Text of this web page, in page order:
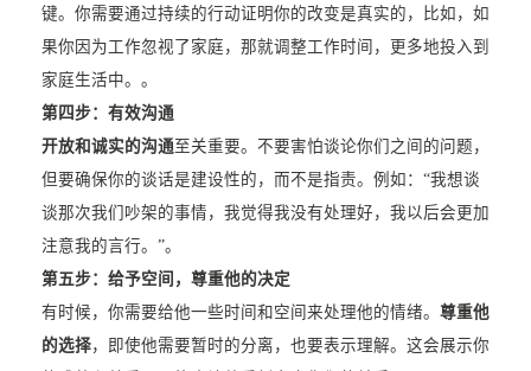
键。你需要通过持续的行动证明你的改变是真实的，比如，如
果你因为工作忽视了家庭，那就调整工作时间，更多地投入到
家庭生活中。。
第四步：有效沟通
开放和诚实的沟通至关重要。不要害怕谈论你们之间的问题，
但要确保你的谈话是建设性的，而不是指责。例如：“我想谈
谈那次我们吵架的事情，我觉得我没有处理好，我以后会更加
注意我的言行。”。
第五步：给予空间，尊重他的决定
有时候，你需要给他一些时间和空间来处理他的情绪。 尊重他
的选择，即使他需要暂时的分离，也要表示理解。这会展示你